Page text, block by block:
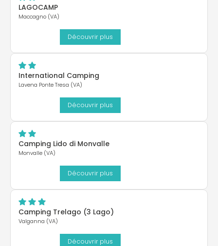
LAGOCAMP
Maccagno (VA)
Découvrir plus
International Camping
Lavena Ponte Tresa (VA)
Découvrir plus
Camping Lido di Monvalle
Monvalle (VA)
Découvrir plus
Camping Trelago (3 Lago)
Valganna (VA)
Découvrir plus